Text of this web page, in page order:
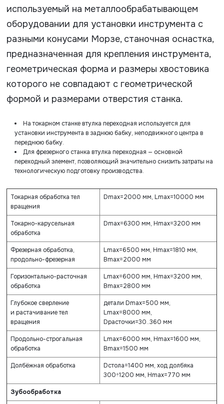
используемый на металлообрабатывающем
оборудовании для установки инструмента с
разными конусами Морзе, станочная оснастка,
предназначенная для крепления инструмента,
геометрическая форма и размеры хвостовика
которого не совпадают с геометрической
формой и размерами отверстия станка.
На токарном станке втулка переходная используется для
установки инструмента в заднюю бабку, неподвижного центра в
переднюю бабку.
Для фрезерного станка втулка переходная — основной
переходный элемент, позволяющий значительно снизить затраты на
технологическую подготовку производства.
Токарная обработка тел
вращения
Dmax=2000 мм, Lmax=10000 мм
Токарно-карусельная
обработка
Dmax=6300 мм, Hmax=3200 мм
Фрезерная обработка,
продольно-фрезерная
Lmax=6500 мм, Hmax=1810 мм,
Вmax=2000 мм
Горизонтально-расточная
обработка
Lmax=6000 мм, Hmax=3200 мм,
Вmax=2800 мм
Глубокое сверление
и растачивание тел
вращения
детали Dmax=500 мм,
Lmax=8000 мм,
Dрасточки=30..360 мм
Продольно-строгальная
обработка
Lmax=6000 мм, Hmax=1600 мм,
Вmax=1500 мм
Долбёжная обработка
Dстола=1400 мм, ход долбяка
300÷1200 мм, Hmax=770 мм
Зубообработка